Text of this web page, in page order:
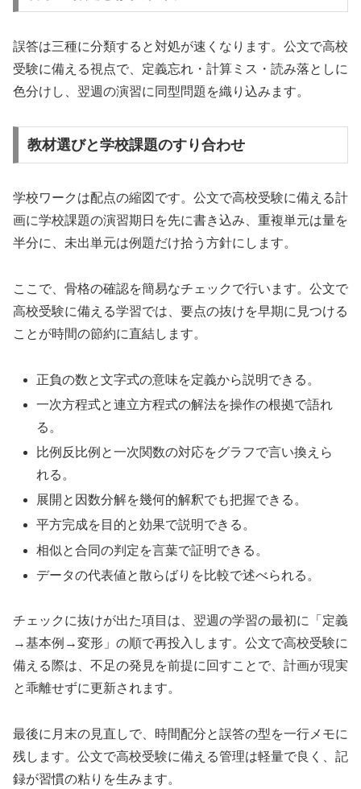
誤答は三種に分類すると対処が速くなります。公文で高校
受験に備える視点で、定義忘れ・計算ミス・読み落としに
色分けし、翌週の演習に同型問題を織り込みます。
教材選びと学校課題のすり合わせ
学校ワークは配点の縮図です。公文で高校受験に備える計
画に学校課題の演習期日を先に書き込み、重複単元は量を
半分に、未出単元は例題だけ拾う方針にします。
ここで、骨格の確認を簡易なチェックで行います。公文で
高校受験に備える学習では、要点の抜けを早期に見つける
ことが時間の節約に直結します。
正負の数と文字式の意味を定義から説明できる。
一次方程式と連立方程式の解法を操作の根拠で語れ
る。
比例反比例と一次関数の対応をグラフで言い換えら
れる。
展開と因数分解を幾何的解釈でも把握できる。
平方完成を目的と効果で説明できる。
相似と合同の判定を言葉で証明できる。
データの代表値と散らばりを比較で述べられる。
チェックに抜けが出た項目は、翌週の学習の最初に「定義
→基本例→変形」の順で再投入します。公文で高校受験に
備える際は、不足の発見を前提に回すことで、計画が現実
と乖離せずに更新されます。
最後に月末の見直しで、時間配分と誤答の型を一行メモに
残します。公文で高校受験に備える管理は軽量で良く、記
録が習慣の粘りを生みます。